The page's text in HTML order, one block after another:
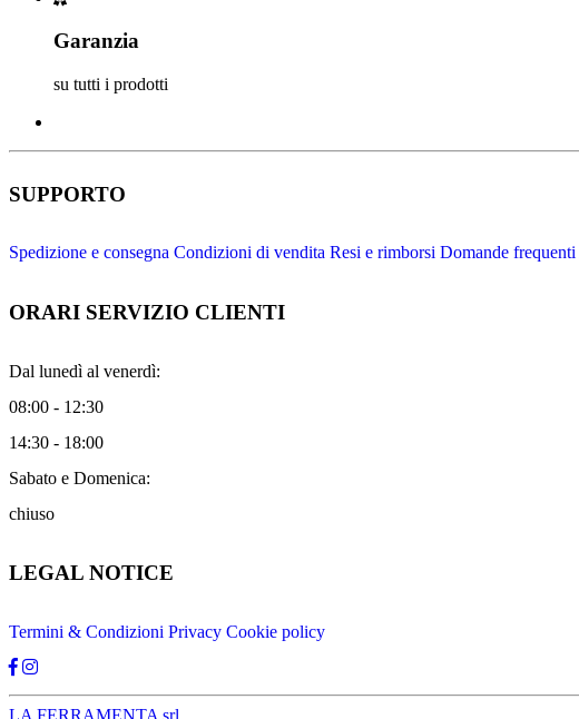
Garanzia
su tutti i prodotti
SUPPORTO
Spedizione e consegna Condizioni di vendita Resi e rimborsi Domande frequenti
ORARI SERVIZIO CLIENTI
Dal lunedì al venerdì:
08:00 - 12:30
14:30 - 18:00
Sabato e Domenica:
chiuso
LEGAL NOTICE
Termini & Condizioni Privacy Cookie policy